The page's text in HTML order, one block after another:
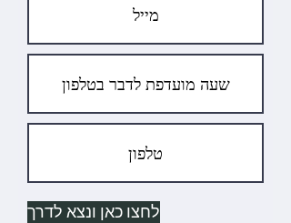
לחצו כאן ונצא לדרך